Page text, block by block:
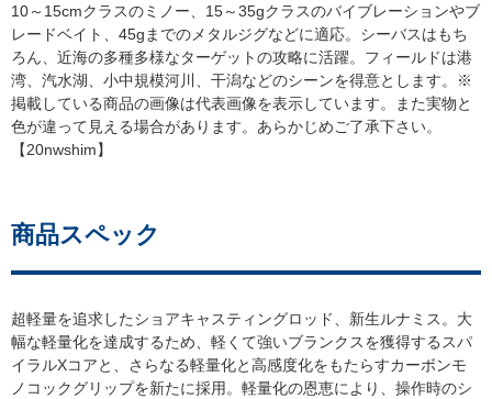
10～15cmクラスのミノー、15～35gクラスのバイブレーションやブ
レードベイト、45gまでのメタルジグなどに適応。シーバスはもち
ろん、近海の多種多様なターゲットの攻略に活躍。フィールドは港
湾、汽水湖、小中規模河川、干潟などのシーンを得意とします。※
掲載している商品の画像は代表画像を表示しています。また実物と
色が違って見える場合があります。あらかじめご了承下さい。
【20nwshim】
商品スペック
超軽量を追求したショアキャスティングロッド、新生ルナミス。大
幅な軽量化を達成するため、軽くて強いブランクスを獲得するスパ
イラルXコアと、さらなる軽量化と高感度化をもたらすカーボンモ
ノコックグリップを新たに採用。軽量化の恩恵により、操作時のシ